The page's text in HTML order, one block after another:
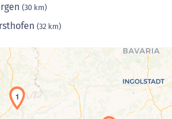
(30 km)
(32 km)
1